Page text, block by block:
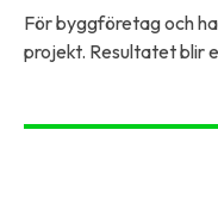
För byggföretag och
projekt. Resultatet blir